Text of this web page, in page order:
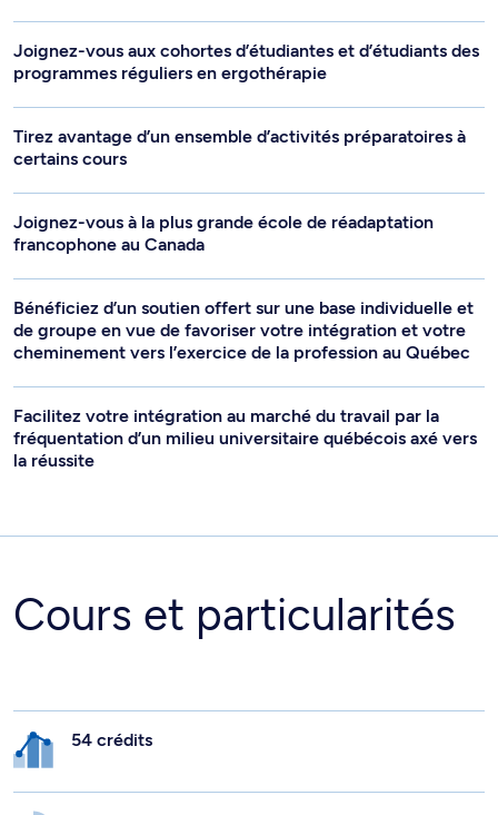
Joignez-vous aux cohortes d’étudiantes et d’étudiants des
programmes réguliers en ergothérapie
Tirez avantage d’un ensemble d’activités préparatoires à
certains cours
Joignez-vous à la plus grande école de réadaptation
francophone au Canada
Bénéficiez d’un soutien offert sur une base individuelle et
de groupe en vue de favoriser votre intégration et votre
cheminement vers l’exercice de la profession au Québec
Facilitez votre intégration au marché du travail par la
fréquentation d’un milieu universitaire québécois axé vers
la réussite
Cours et particularités
54 crédits